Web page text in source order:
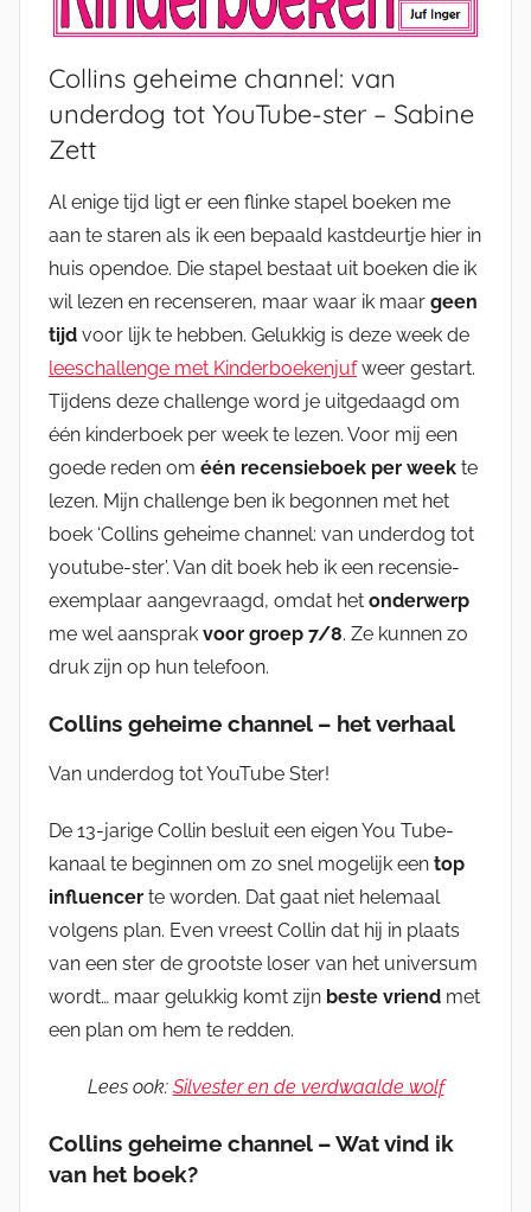
Collins geheime channel: van
underdog tot YouTube-ster – Sabine
Zett
Al enige tijd ligt er een flinke stapel boeken me
aan te staren als ik een bepaald kastdeurtje hier in
huis opendoe. Die stapel bestaat uit boeken die ik
wil lezen en recenseren, maar waar ik maar geen
tijd voor lijk te hebben. Gelukkig is deze week de
leeschallenge met Kinderboekenjufweer gestart.
Tijdens deze challenge word je uitgedaagd om
één kinderboek per week te lezen. Voor mij een
goede reden om één recensieboek per week te
lezen. Mijn challenge ben ik begonnen met het
boek ‘Collins geheime channel: van underdog tot
youtube-ster’. Van dit boek heb ik een recensie-
exemplaar aangevraagd, omdat het onderwerp
me wel aansprak voor groep 7/8. Ze kunnen zo
druk zijn op hun telefoon.
Collins geheime channel – het verhaal
Van underdog tot YouTube Ster!
De 13-jarige Collin besluit een eigen You Tube-
kanaal te beginnen om zo snel mogelijk een top
influencer te worden. Dat gaat niet helemaal
volgens plan. Even vreest Collin dat hij in plaats
van een ster de grootste loser van het universum
wordt… maar gelukkig komt zijn beste vriend met
een plan om hem te redden.
Lees ook: Silvester en de verdwaalde wolf
Collins geheime channel – Wat vind ik
van het boek?